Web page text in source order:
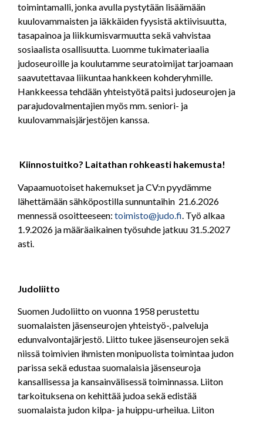
toimintamalli, jonka avulla pystytään lisäämään
kuulovammaisten ja iäkkäiden fyysistä aktiivisuutta,
tasapainoa ja liikkumisvarmuutta sekä vahvistaa
sosiaalista osallisuutta. Luomme tukimateriaalia
judoseuroille ja koulutamme seuratoimijat tarjoamaan
saavutettavaa liikuntaa hankkeen kohderyhmille.
Hankkeessa tehdään yhteistyötä paitsi judoseurojen ja
parajudovalmentajien myös mm. seniori- ja
kuulovammaisjärjestöjen kanssa.
Kiinnostuitko? Laitathan rohkeasti hakemusta!
Vapaamuotoiset hakemukset ja CV:n pyydämme
lähettämään sähköpostilla sunnuntaihin 21.6.2026
mennessä osoitteeseen: toimisto@judo.fi. Työ alkaa
1.9.2026 ja määräaikainen työsuhde jatkuu 31.5.2027
asti.
Judoliitto
Suomen Judoliitto on vuonna 1958 perustettu
suomalaisten jäsenseurojen yhteistyö-, palveluja
edunvalvontajärjestö. Liitto tukee jäsenseurojen sekä
niissä toimivien ihmisten monipuolista toimintaa judon
parissa sekä edustaa suomalaisia jäsenseuroja
kansallisessa ja kansainvälisessä toiminnassa. Liiton
tarkoituksena on kehittää judoa sekä edistää
suomalaista judon kilpa- ja huippu-urheilua. Liiton